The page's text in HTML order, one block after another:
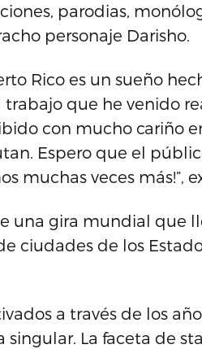
parodias,
personaje Darisho.
Rico es un sueño
que he venido
con mucho cariño
Espero que el
muchas veces más!”,
una gira mundial que
ciudades de los
a través de los
La faceta de